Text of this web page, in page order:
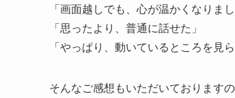
「画面越しでも、心が温かくなりまし
「思ったより、普通に話せた」
「やっぱり、動いているところを見
そんなご感想もいただいております